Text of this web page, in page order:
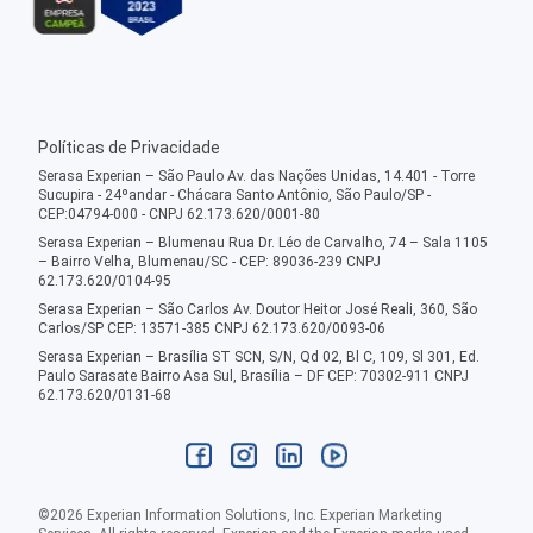
Políticas de Privacidade
Serasa Experian – São Paulo Av. das Nações Unidas, 14.401 - Torre
Sucupira - 24ºandar - Chácara Santo Antônio, São Paulo/SP -
CEP:04794-000 - CNPJ 62.173.620/0001-80
Serasa Experian – Blumenau Rua Dr. Léo de Carvalho, 74 – Sala 1105
– Bairro Velha, Blumenau/SC - CEP: 89036-239 CNPJ
62.173.620/0104-95
Serasa Experian – São Carlos Av. Doutor Heitor José Reali, 360, São
Carlos/SP CEP: 13571-385 CNPJ 62.173.620/0093-06
Serasa Experian – Brasília ST SCN, S/N, Qd 02, Bl C, 109, Sl 301, Ed.
Paulo Sarasate Bairro Asa Sul, Brasília – DF CEP: 70302-911 CNPJ
62.173.620/0131-68
©2026 Experian Information Solutions, Inc. Experian Marketing